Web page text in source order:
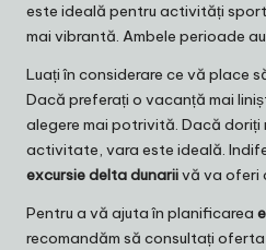
este ideală pentru activități
mai vibrantă. Ambele perioade
Luați în considerare ce vă place
Dacă preferați o vacanță mai
alegere mai potrivită. Dacă doriți
activitate, vara este ideală.
excursie delta dunariivă va oferi
Pentru a vă ajuta în planificarea
recomandăm să consultați